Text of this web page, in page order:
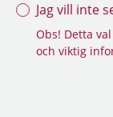
Jag vill inte
Obs! Detta
och viktig